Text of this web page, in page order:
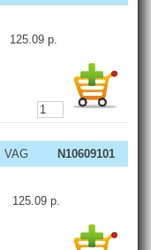
125.09 р.
VAG
N10609101
125.09 р.